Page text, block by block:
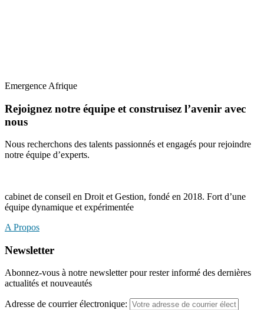
Emergence Afrique
Rejoignez notre équipe et construisez l’avenir avec
nous
Nous recherchons des talents passionnés et engagés pour rejoindre
notre équipe d’experts.
cabinet de conseil en Droit et Gestion, fondé en 2018. Fort d’une
équipe dynamique et expérimentée
A Propos
Newsletter
Abonnez-vous à notre newsletter pour rester informé des dernières
actualités et nouveautés
Adresse de courrier électronique: